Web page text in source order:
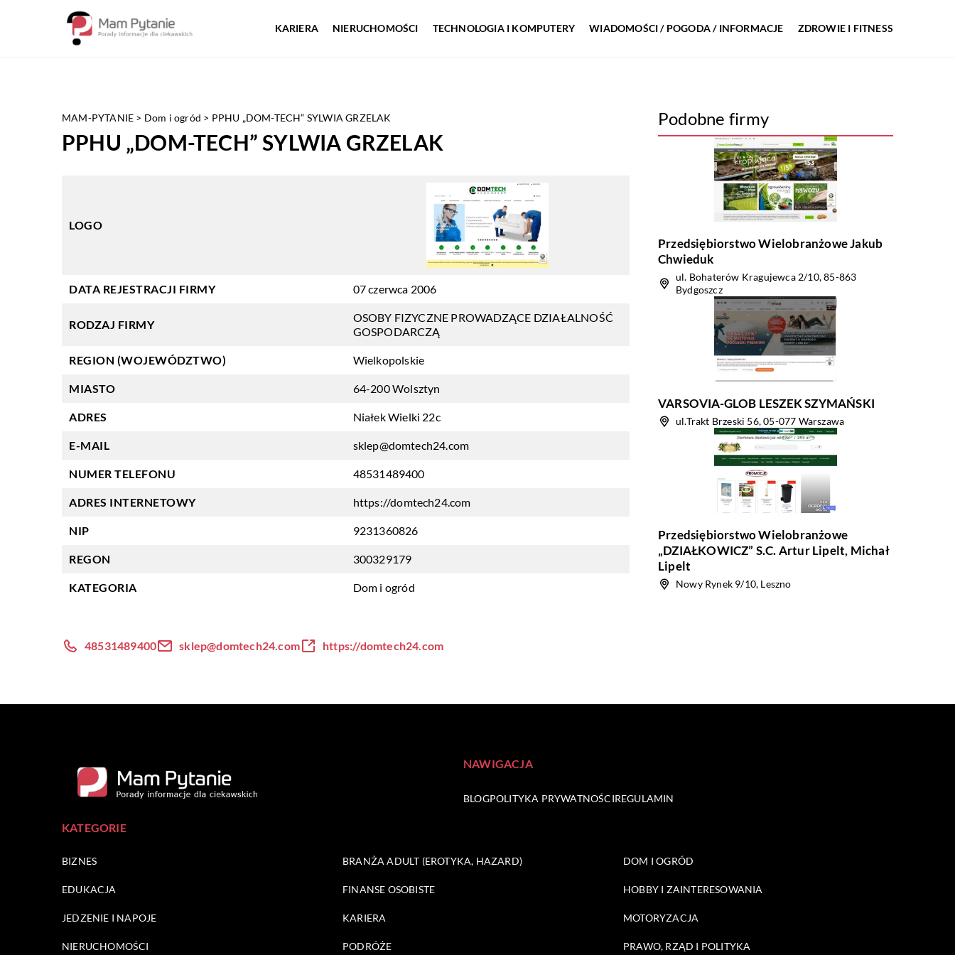
KARIERA NIERUCHOMOŚCI TECHNOLOGIA I KOMPUTERY WIADOMOŚCI / POGODA / INFORMACJE ZDROWIE I FITNESS
MAM-PYTANIE > Dom i ogród > PPHU „DOM-TECH” SYLWIA GRZELAK
PPHU „DOM-TECH” SYLWIA GRZELAK
LOGO
DATA REJESTRACJI FIRMY 07 czerwca 2006
RODZAJ FIRMY
OSOBY FIZYCZNE PROWADZĄCE DZIAŁALNOŚĆ
GOSPODARCZĄ
REGION (WOJEWÓDZTWO) Wielkopolskie
MIASTO 64-200 Wolsztyn
ADRES Niałek Wielki 22c
E-MAIL sklep@domtech24.com
NUMER TELEFONU 48531489400
ADRES INTERNETOWY https://domtech24.com
NIP 9231360826
REGON 300329179
KATEGORIA Dom i ogród
Podobne firmy
Przedsiębiorstwo Wielobranżowe Jakub
Chwieduk
ul. Bohaterów Kragujewca 2/10, 85-863
Bydgoszcz
VARSOVIA-GLOB LESZEK SZYMAŃSKI
ul.Trakt Brzeski 56, 05-077 Warszawa
Przedsiębiorstwo Wielobranżowe
„DZIAŁKOWICZ” S.C. Artur Lipelt, Michał
Lipelt
Nowy Rynek 9/10, Leszno
48531489400 sklep@domtech24.com https://domtech24.com
NAWIGACJA
BLOGPOLITYKA PRYWATNOŚCIREGULAMIN
KATEGORIE
BIZNES BRANŻA ADULT (EROTYKA, HAZARD) DOM I OGRÓD
EDUKACJA FINANSE OSOBISTE HOBBY I ZAINTERESOWANIA
JEDZENIE I NAPOJE KARIERA MOTORYZACJA
NIERUCHOMOŚCI PODRÓŻE PRAWO, RZĄD I POLITYKA